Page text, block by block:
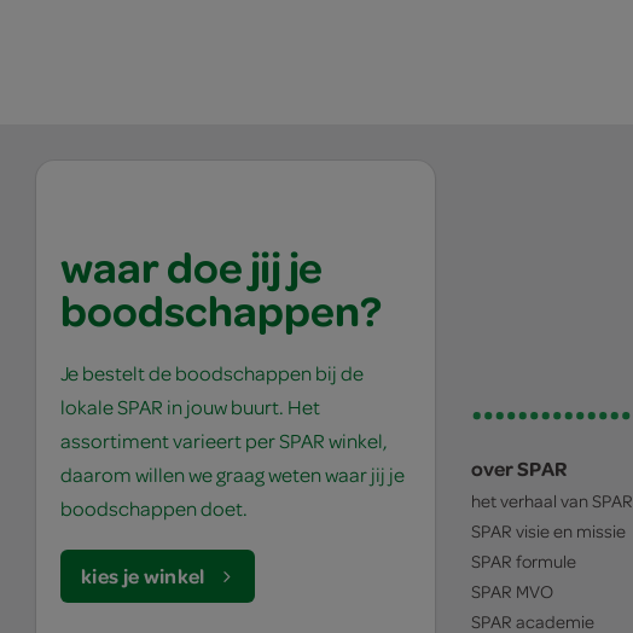
waar doe jij je
boodschappen?
Je bestelt de boodschappen bij de
lokale SPAR in jouw buurt. Het
assortiment varieert per SPAR winkel,
daarom willen we graag weten waar jij je
boodschappen doet.
kies je winkel
over SPAR
het verhaal van SPAR
SPAR visie en missie
SPAR formule
SPAR MVO
SPAR academie